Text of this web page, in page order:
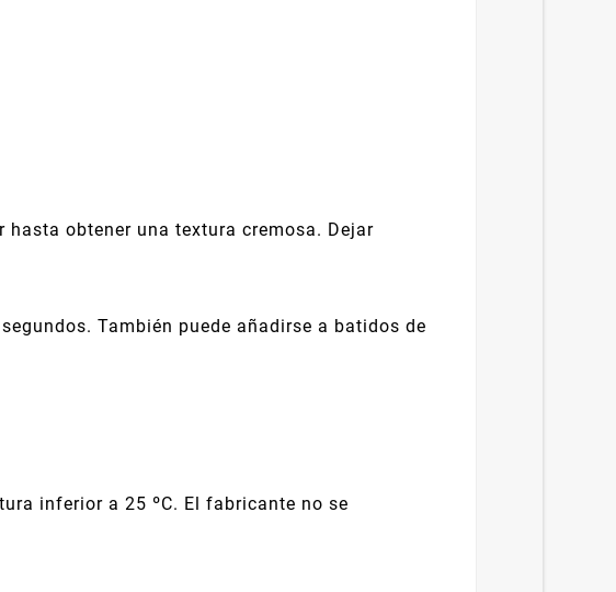
obtener una textura cremosa. Dejar
También puede añadirse a batidos de
inferior a 25 ºC. El fabricante no se